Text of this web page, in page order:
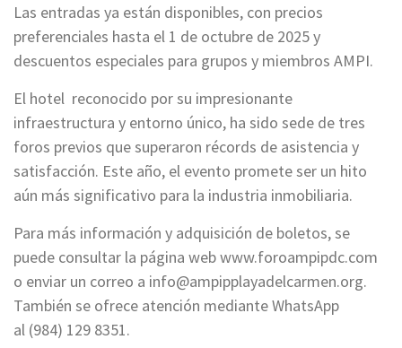
Las entradas ya están disponibles, con precios
preferenciales hasta el 1 de octubre de 2025 y
descuentos especiales para grupos y miembros AMPI.
El hotel reconocido por su impresionante
infraestructura y entorno único, ha sido sede de tres
foros previos que superaron récords de asistencia y
satisfacción. Este año, el evento promete ser un hito
aún más significativo para la industria inmobiliaria.
Para más información y adquisición de boletos, se
puede consultar la página web www.foroampipdc.com
o enviar un correo a info@ampipplayadelcarmen.org.
También se ofrece atención mediante WhatsApp
al (984) 129 8351.